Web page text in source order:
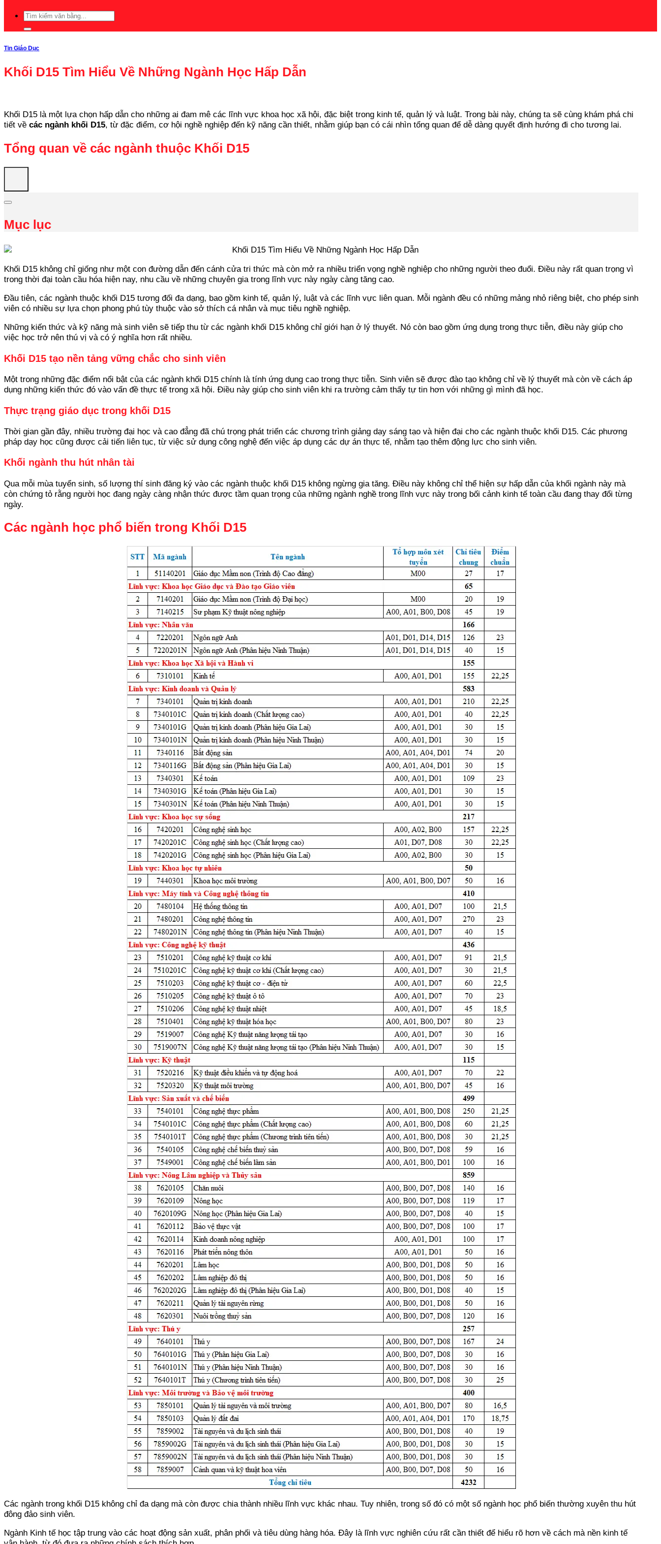
Tin Giáo Dục
Khối D15 Tìm Hiểu Về Những Ngành Học Hấp Dẫn
Khối D15 là một lựa chọn hấp dẫn cho những ai đam mê các lĩnh vực khoa học xã hội, đặc biệt trong kinh tế, quản lý và luật. Trong bài này, chúng ta sẽ cùng khám phá chi
tiết về các ngành khối D15, từ đặc điểm, cơ hội nghề nghiệp đến kỹ năng cần thiết, nhằm giúp bạn có cái nhìn tổng quan để dễ dàng quyết định hướng đi cho tương lai.
Tổng quan về các ngành thuộc Khối D15
Mục lục
Khối D15 không chỉ giống như một con đường dẫn đến cánh cửa tri thức mà còn mở ra nhiều triển vọng nghề nghiệp cho những người theo đuổi. Điều này rất quan trọng vì
trong thời đại toàn cầu hóa hiện nay, nhu cầu về những chuyên gia trong lĩnh vực này ngày càng tăng cao.
Đầu tiên, các ngành thuộc khối D15 tương đối đa dạng, bao gồm kinh tế, quản lý, luật và các lĩnh vực liên quan. Mỗi ngành đều có những mảng nhỏ riêng biệt, cho phép sinh
viên có nhiều sự lựa chọn phong phú tùy thuộc vào sở thích cá nhân và mục tiêu nghề nghiệp.
Những kiến thức và kỹ năng mà sinh viên sẽ tiếp thu từ các ngành khối D15 không chỉ giới hạn ở lý thuyết. Nó còn bao gồm ứng dụng trong thực tiễn, điều này giúp cho
việc học trở nên thú vị và có ý nghĩa hơn rất nhiều.
Khối D15 tạo nền tảng vững chắc cho sinh viên
Một trong những đặc điểm nổi bật của các ngành khối D15 chính là tính ứng dụng cao trong thực tiễn. Sinh viên sẽ được đào tạo không chỉ về lý thuyết mà còn về cách áp
dụng những kiến thức đó vào vấn đề thực tế trong xã hội. Điều này giúp cho sinh viên khi ra trường cảm thấy tự tin hơn với những gì mình đã học.
Thực trạng giáo dục trong khối D15
Thời gian gần đây, nhiều trường đại học và cao đẳng đã chú trọng phát triển các chương trình giảng dạy sáng tạo và hiện đại cho các ngành thuộc khối D15. Các phương
pháp dạy học cũng được cải tiến liên tục, từ việc sử dụng công nghệ đến việc áp dụng các dự án thực tế, nhằm tạo thêm động lực cho sinh viên.
Khối ngành thu hút nhân tài
Qua mỗi mùa tuyển sinh, số lượng thí sinh đăng ký vào các ngành thuộc khối D15 không ngừng gia tăng. Điều này không chỉ thể hiện sự hấp dẫn của khối ngành này mà
còn chứng tỏ rằng người học đang ngày càng nhận thức được tầm quan trọng của những ngành nghề trong lĩnh vực này trong bối cảnh kinh tế toàn cầu đang thay đổi từng
ngày.
Các ngành học phổ biến trong Khối D15
Các ngành trong khối D15 không chỉ đa dạng mà còn được chia thành nhiều lĩnh vực khác nhau. Tuy nhiên, trong số đó có một số ngành học phổ biến thường xuyên thu hút
đông đảo sinh viên.
Ngành Kinh tế học tập trung vào các hoạt động sản xuất, phân phối và tiêu dùng hàng hóa. Đây là lĩnh vực nghiên cứu rất cần thiết để hiểu rõ hơn về cách mà nền kinh tế